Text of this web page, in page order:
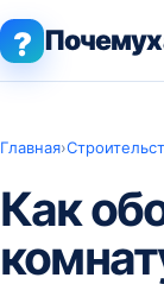
?
Главная›
Как